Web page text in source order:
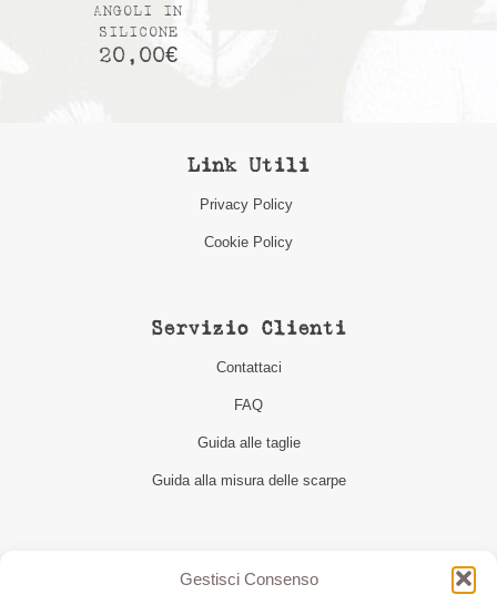
Gestisci Consenso
ANGOLI IN
SILICONE
20,00€
Link Utili
Privacy Policy
Cookie Policy
Servizio Clienti
Contattaci
FAQ
Guida alle taglie
Guida alla misura delle scarpe
Seguici